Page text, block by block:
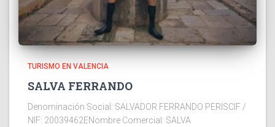
TURISMO EN VALENCIA
SALVA FERRANDO
Denominación Social: SALVADOR FERRANDO PERISCIF /
NIF: 20039462ENombre Comercial: SALVA